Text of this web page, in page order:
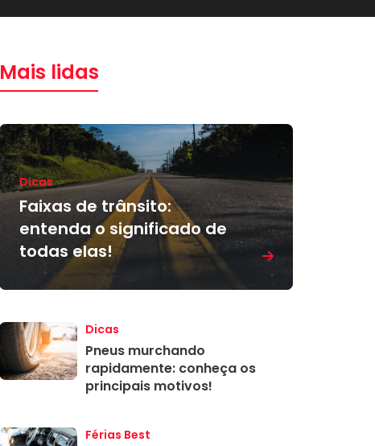
Mais lidas
Dicas
Faixas de trânsito:
entenda o significado de
todas elas!
Dicas
Pneus murchando
rapidamente: conheça os
principais motivos!
Férias Best